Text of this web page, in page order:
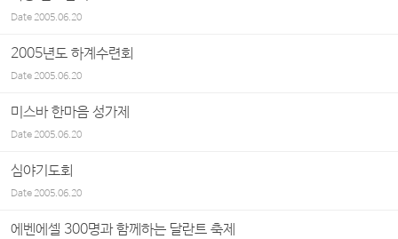
Date2005.06.20
2005년도 하계수련회
Date2005.06.20
미스바 한마음 성가제
Date2005.06.20
심야기도회
Date2005.06.20
에벤에셀 300명과 함께하는 달란트 축제